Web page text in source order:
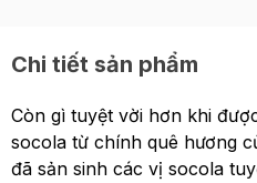
Chi tiết sản phẩm
Còn gì tuyệt vời hơn khi
socola từ chính quê hương
đã sản sinh các vị socola